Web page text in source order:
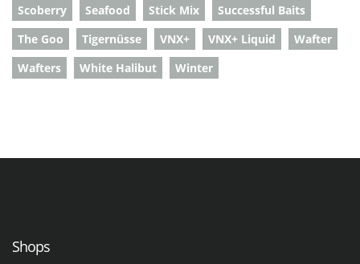
Scoberry
Seafood Stick Mix
Successful Baits
The Goo
Tigernüsse VNX+ VNX+ Liquid
Wafter
Wafters
White Halibut Winter
Shops